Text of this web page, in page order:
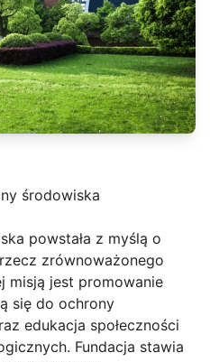
środowiska
powstała z myślą o
zrównoważonego
misją jest promowanie
się do ochrony
edukacja społeczności
Fundacja stawia